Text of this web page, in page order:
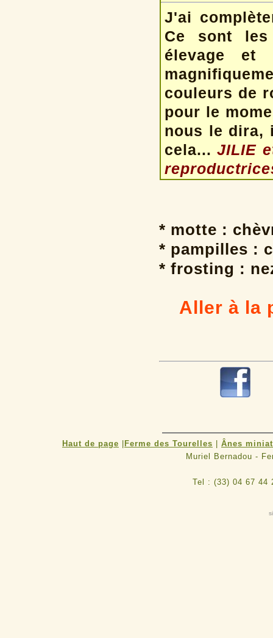
J'ai
Ce sont les
élevage et
couleurs de
pour le
nous le dira,
cela...JILIE
* motte :
* pampilles :
* frosting :
Aller à la
Haut de page Ferme des Tourelles
Ânes
Muriel Bernadou -
Tel : (33) 04 67 44